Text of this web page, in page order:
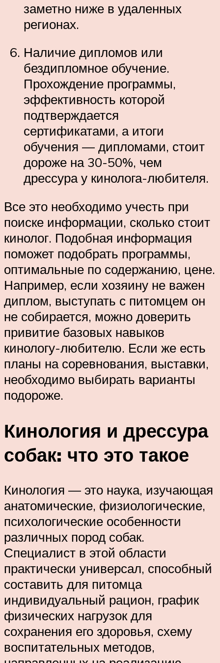
заметно ниже в удаленных
регионах.
Наличие дипломов или
бездипломное обучение.
Прохождение программы,
эффективность которой
подтверждается
сертификатами, а итоги
обучения — дипломами, стоит
дороже на 30-50%, чем
дрессура у кинолога-любителя.
Все это необходимо учесть при
поиске информации, сколько стоит
кинолог. Подобная информация
поможет подобрать программы,
оптимальные по содержанию, цене.
Например, если хозяину не важен
диплом, выступать с питомцем он
не собирается, можно доверить
привитие базовых навыков
кинологу-любителю. Если же есть
планы на соревнования, выставки,
необходимо выбирать варианты
подороже.
Кинология и дрессура
собак: что это такое
Кинология — это наука, изучающая
анатомические, физиологические,
психологические особенности
различных пород собак.
Специалист в этой области
практически универсал, способный
составить для питомца
индивидуальный рацион, график
физических нагрузок для
сохранения его здоровья, схему
воспитательных методов,